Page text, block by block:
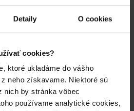
Detaily O cookies
cookies?
ktoré ukladáme do vášho
neho získavame. Niektoré sú
nich by stránka vôbec
používame analytické cookies,